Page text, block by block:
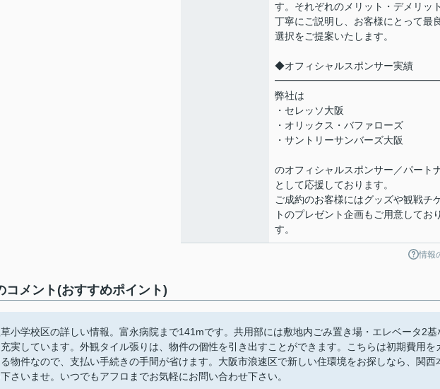
す。それぞれのメリット・デメリッ
丁寧にご説明し、お客様にとって最
選択をご提案いたします。
◆オフィシャルスポンサー実績
弊社は
・セレッソ大阪
・オリックス・バファローズ
・サントリーサンバーズ大阪
のオフィシャルスポンサー／パート
として応援しております。
ご成約のお客様にはグッズや観戦チ
トのプレゼント企画もご用意してお
す。
情報
コメント(おすすめポイント)
小学校区の詳しい情報。富永病院まで141mです。共用部には敷地内ごみ置き場・エレベータ2基
実しています。外観タイル張りは、物件の個性を引き出すことができます。こちらは初期費用を
物件なので、支払い手続きの手間が省けます。大阪市浪速区で新しい住環境をお探しなら、関西
さいませ。いつでもアフロまでお気軽にお問い合わせ下さい。